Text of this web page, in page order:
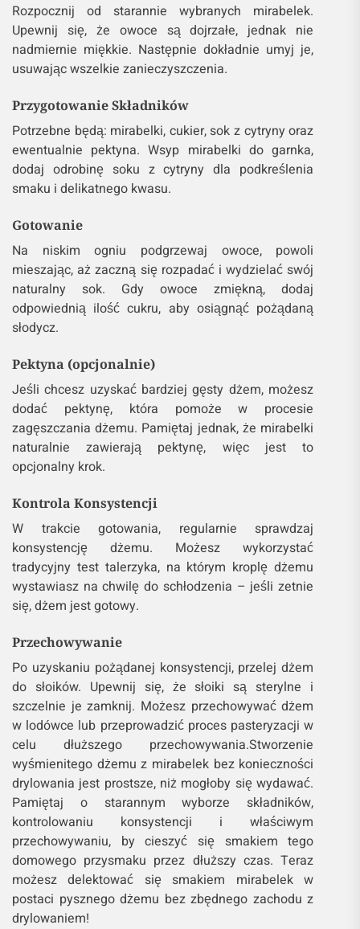
Rozpocznij od starannie wybranych mirabelek.
Upewnij się, że owoce są dojrzałe, jednak nie
nadmiernie miękkie. Następnie dokładnie umyj je,
usuwając wszelkie zanieczyszczenia.
Przygotowanie Składników
Potrzebne będą: mirabelki, cukier, sok z cytryny oraz
ewentualnie pektyna. Wsyp mirabelki do garnka,
dodaj odrobinę soku z cytryny dla podkreślenia
smaku i delikatnego kwasu.
Gotowanie
Na niskim ogniu podgrzewaj owoce, powoli
mieszając, aż zaczną się rozpadać i wydzielać swój
naturalny sok. Gdy owoce zmiękną, dodaj
odpowiednią ilość cukru, aby osiągnąć pożądaną
słodycz.
Pektyna (opcjonalnie)
Jeśli chcesz uzyskać bardziej gęsty dżem, możesz
dodać pektynę, która pomoże w procesie
zagęszczania dżemu. Pamiętaj jednak, że mirabelki
naturalnie zawierają pektynę, więc jest to
opcjonalny krok.
Kontrola Konsystencji
W trakcie gotowania, regularnie sprawdzaj
konsystencję dżemu. Możesz wykorzystać
tradycyjny test talerzyka, na którym kroplę dżemu
wystawiasz na chwilę do schłodzenia – jeśli zetnie
się, dżem jest gotowy.
Przechowywanie
Po uzyskaniu pożądanej konsystencji, przelej dżem
do słoików. Upewnij się, że słoiki są sterylne i
szczelnie je zamknij. Możesz przechowywać dżem
w lodówce lub przeprowadzić proces pasteryzacji w
celu dłuższego przechowywania.Stworzenie
wyśmienitego dżemu z mirabelek bez konieczności
drylowania jest prostsze, niż mogłoby się wydawać.
Pamiętaj o starannym wyborze składników,
kontrolowaniu konsystencji i właściwym
przechowywaniu, by cieszyć się smakiem tego
domowego przysmaku przez dłuższy czas. Teraz
możesz delektować się smakiem mirabelek w
postaci pysznego dżemu bez zbędnego zachodu z
drylowaniem!